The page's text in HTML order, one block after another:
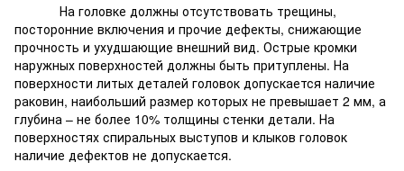
На головке должны отсутствовать трещины,
посторонние включения и прочие дефекты, снижающие
прочность и ухудшающие внешний вид. Острые кромки
наружных поверхностей должны быть притуплены. На
поверхности литых деталей головок допускается наличие
раковин, наибольший размер которых не превышает 2 мм, а
глубина – не более 10% толщины стенки детали. На
поверхностях спиральных выступов и клыков головок
наличие дефектов не допускается.